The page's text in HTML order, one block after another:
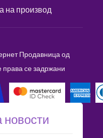
на производ
Продавница од
права се задржани